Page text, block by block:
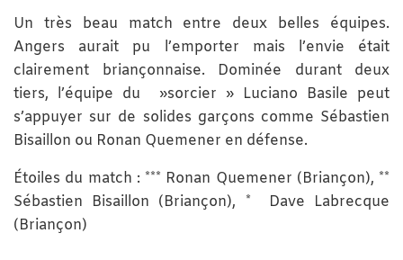
Un très beau match entre deux belles équipes.
Angers aurait pu l’emporter mais l’envie était
clairement briançonnaise. Dominée durant deux
tiers, l’équipe du »sorcier » Luciano Basile peut
s’appuyer sur de solides garçons comme Sébastien
Bisaillon ou Ronan Quemener en défense.
Étoiles du match : *** Ronan Quemener (Briançon), **
Sébastien Bisaillon (Briançon), * Dave Labrecque
(Briançon)